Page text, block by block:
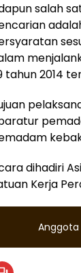
salah
tahun 2014
dihadiri
Kerja
Anggota